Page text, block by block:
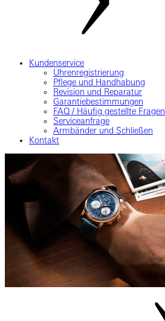
Kundenservice
Uhrenregistrierung
Pflege und Handhabung
Revision und Reparatur
Garantiebestimmungen
FAQ / Häufig gestellte Fragen
Serviceanfrage
Armbänder und Schließen
Kontakt